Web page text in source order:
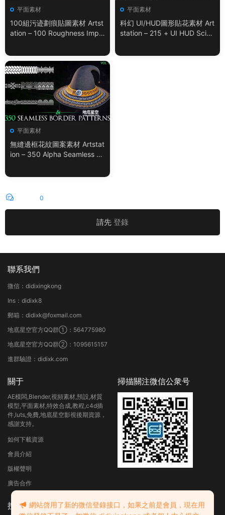
平面素材
100組污迹劃痕貼圖素材 Artst
ation – 100 Roughness Impe
平面素材
科幻 UI/HUD圖形貼花素材 Art
station – 215 + UI HUD SciFi
平面素材
無縫邊框花紋圖案素材 Artstat
ion – 350 Alpha Seamless Bo
0
請先 登錄
聯系我們
微信：didixingkong
Ins：didixk8
郵箱：didixk@foxmail.com
地底星空官方QQ群①：564775980
地底星空官方QQ群②：1095615157
進群驗證：didixk.com
關于
AE模闆,Blender,視頻素材,預設,材質
模型,平面素材,特效合成,教程,c4d插
件,luts,免費,地底星空影視後期資源，
感謝支持。
如何下載資源
會員介紹
版權聲明
廣告合作
掃描關注微信公衆号
搜索
網站啓用了新的微信登錄接口，如果之前是會員，現在用